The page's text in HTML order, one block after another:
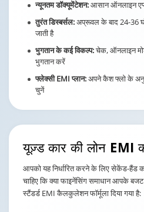
न्यूनतम डॉक्यूमेंटेशन:आसान ऑनलाइन
तुरंत डिस्बर्सल:अप्रूवल के बाद 24-36
जाती है
भुगतान के कई विकल्प:चेक, ऑनलाइन
भुगतान करें
फ्लेक्सी EMI प्लान:अपने कैश फ्लो के
चुनें
यूज़्ड कार कीलोन EMI
आपको यह निर्धारित करने के लिए सेकेंड-हैंड
चाहिए कि क्या फाइनेंसिंग समाधान आपके
स्टैंडर्ड EMI कैलकुलेशन फॉर्मूला दिया गया है: